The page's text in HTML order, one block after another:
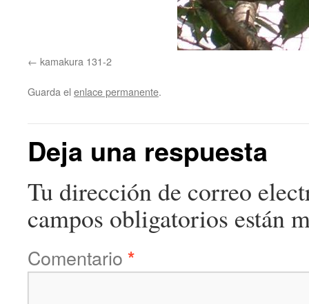
kamakura 131-2
Guarda el enlace permanente.
Deja una respuesta
Tu dirección de correo
campos obligatorios están
Comentario *